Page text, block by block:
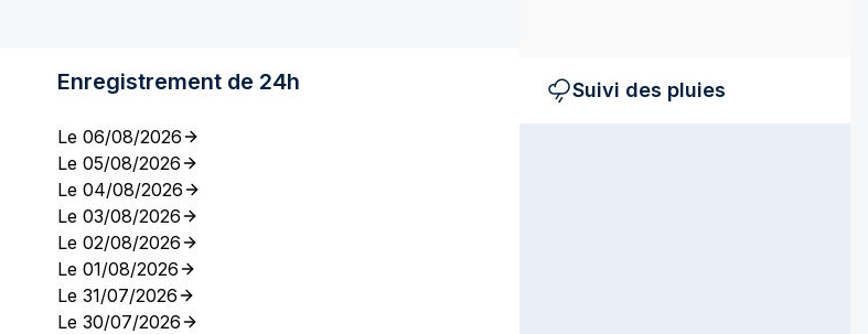
Enregistrement de 24h
Le 06/08/2026
Le 05/08/2026
Le 04/08/2026
Le 03/08/2026
Le 02/08/2026
Le 01/08/2026
Le 31/07/2026
Le 30/07/2026
Suivi des pluies